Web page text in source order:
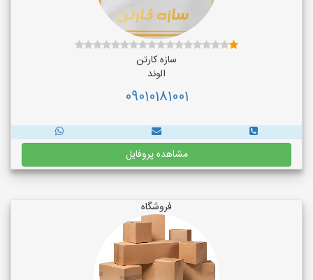
سازه کارتن
الوند
09010181001
مشاهده پروفایل
فروشگاه